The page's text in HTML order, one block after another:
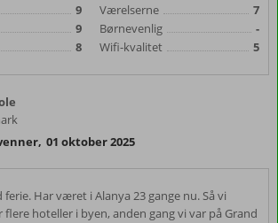
9
9
8
Værelserne
7
Børnevenlig
-
Wifi-kvalitet
5
, 01 oktober 2025
Har været i Alanya 23 gange nu. Så vi
flere hoteller i byen, anden gang vi var på Grand